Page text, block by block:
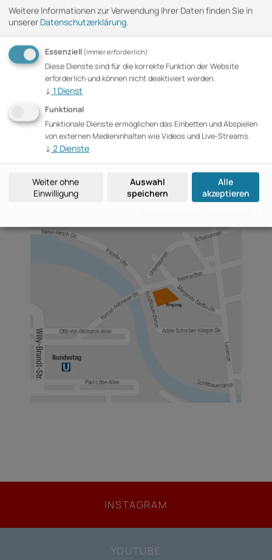
Telefon
+49 (0)30 76 75 97 8-61
Email
tz-bpk@b2events.com
Adresse
im Haus der Bundespressekonferenz
Schiffbauerdamm 40, 10117 Berlin
Folgen Sie uns
INSTAGRAM
YOUTUBE
Weitere Informationen zur Verwendung Ihrer Daten finden Sie in
unserer Datenschutzerklärung.
Essenziell (immer erforderlich)
Diese Dienste sind für die korrekte Funktion der Website
erforderlich und können nicht deaktiviert werden.
↓ 1 Dienst
Funktional
Funktionale Dienste ermöglichen das Einbetten und Abspielen
von externen Medieninhalten wie Videos und Live-Streams.
↓ 2 Dienste
Weiter ohne
Einwilligung
Auswahl
speichern
Alle
akzeptieren